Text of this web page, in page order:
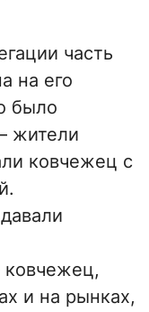
часть
на его
было
жители
ковчежец с
и на рынках,